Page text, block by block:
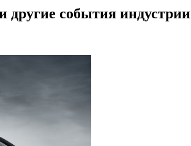
события индустрии